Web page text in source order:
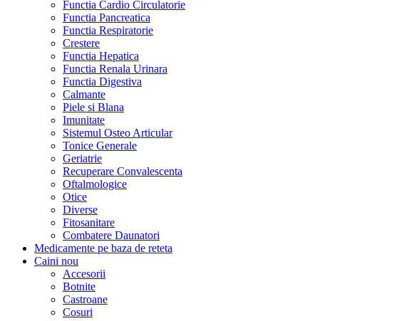
Functia Cardio Circulatorie
Functia Pancreatica
Functia Respiratorie
Crestere
Functia Hepatica
Functia Renala Urinara
Functia Digestiva
Calmante
Piele si Blana
Imunitate
Sistemul Osteo Articular
Tonice Generale
Geriatrie
Recuperare Convalescenta
Oftalmologice
Otice
Diverse
Fitosanitare
Combatere Daunatori
Medicamente pe baza de reteta
Caini nou
Accesorii
Botnite
Castroane
Cosuri